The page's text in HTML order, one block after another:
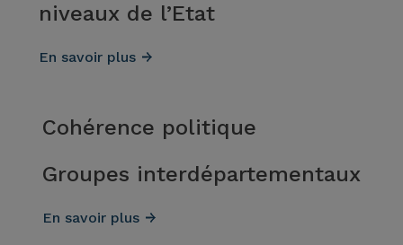
niveaux de l’Etat
En savoir plus
Cohérence politique
Groupes interdépartementaux
En savoir plus